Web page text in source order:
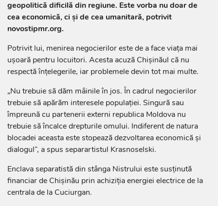
geopolitică dificilă din regiune. Este vorba nu doar de
cea economică, ci și de cea umanitară, potrivit
novostipmr.org.
Potrivit lui, menirea negocierilor este de a face viața mai
ușoară pentru locuitori. Acesta acuză Chișinăul că nu
respectă înțelegerile, iar problemele devin tot mai multe.
„Nu trebuie să dăm mâinile în jos. În cadrul negocierilor
trebuie să apărăm interesele populației. Singură sau
împreună cu partenerii externi republica Moldova nu
trebuie să încalce drepturile omului. Indiferent de natura
blocadei aceasta este stopează dezvoltarea economică și
dialogul”, a spus separartistul Krasnoselski.
Enclava separatistă din stânga Nistrului este susținută
financiar de Chișinău prin achiziția energiei electrice de la
centrala de la Cuciurgan.